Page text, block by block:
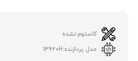
کاستوم:نشده
مدل پردازنده:13620H